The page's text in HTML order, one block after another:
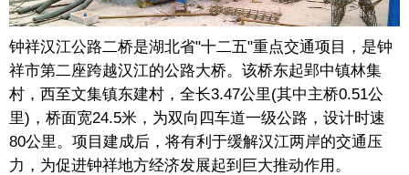
钟祥汉江公路二桥是湖北省"十二五"重点交通项目，是钟
祥市第二座跨越汉江的公路大桥。该桥东起郢中镇林集
村，西至文集镇东建村，全长3.47公里(其中主桥0.51公
里)，桥面宽24.5米，为双向四车道一级公路，设计时速
80公里。项目建成后，将有利于缓解汉江两岸的交通压
力，为促进钟祥地方经济发展起到巨大推动作用。